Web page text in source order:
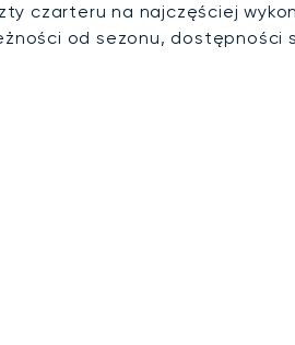
czarteru na najczęściej
od sezonu,